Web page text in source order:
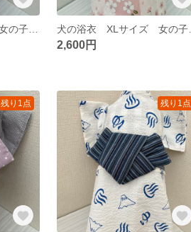
2,600円
残り1点 残り1点